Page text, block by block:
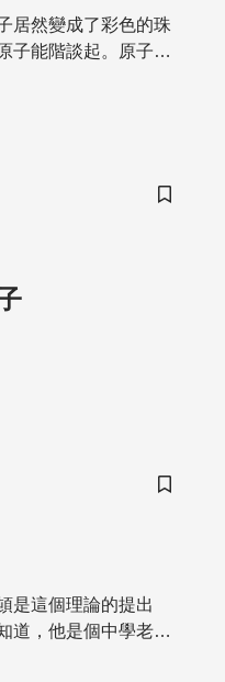
居然變成了彩色的珠
子能階談起。原子吸
螢光。 紫外光
儲存書籤
儲存書籤
是這個理論的提出
道，他是個中學老